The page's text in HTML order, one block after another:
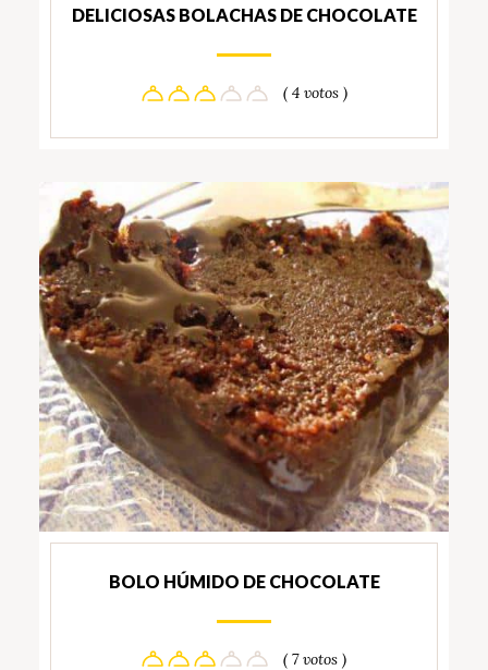
DELICIOSAS BOLACHAS DE CHOCOLATE
( 4 votos )
BOLO HÚMIDO DE CHOCOLATE
( 7 votos )